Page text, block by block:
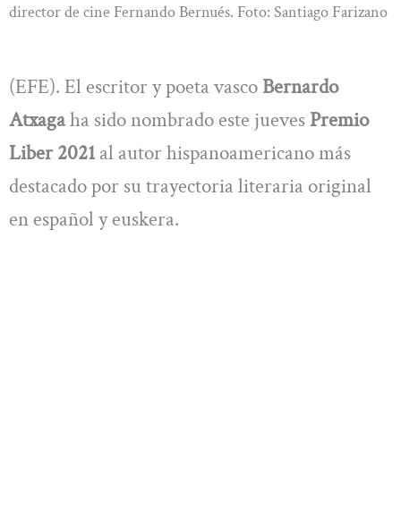
director de cine Fernando Bernués. Foto: Santiago Farizano
(EFE). El escritor y poeta vasco Bernardo
Atxagaha sido nombrado este jueves Premio
Liber 2021 al autor hispanoamericano más
destacado por su trayectoria literaria original
en español y euskera.